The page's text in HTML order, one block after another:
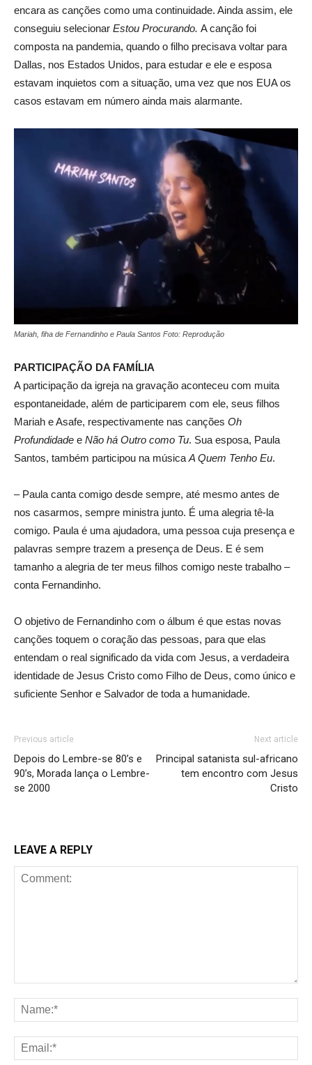
encara as canções como uma continuidade. Ainda assim, ele
conseguiu selecionar Estou Procurando. A canção foi
composta na pandemia, quando o filho precisava voltar para
Dallas, nos Estados Unidos, para estudar e ele e esposa
estavam inquietos com a situação, uma vez que nos EUA os
casos estavam em número ainda mais alarmante.
Mariah, fiha de Fernandinho e Paula Santos Foto: Reprodução
PARTICIPAÇÃO DA FAMÍLIA
A participação da igreja na gravação aconteceu com muita
espontaneidade, além de participarem com ele, seus filhos
Mariah e Asafe, respectivamente nas canções Oh
Profundidade e Não há Outro como Tu. Sua esposa, Paula
Santos, também participou na música A Quem Tenho Eu.
– Paula canta comigo desde sempre, até mesmo antes de
nos casarmos, sempre ministra junto. É uma alegria tê-la
comigo. Paula é uma ajudadora, uma pessoa cuja presença e
palavras sempre trazem a presença de Deus. E é sem
tamanho a alegria de ter meus filhos comigo neste trabalho –
conta Fernandinho.
O objetivo de Fernandinho com o álbum é que estas novas
canções toquem o coração das pessoas, para que elas
entendam o real significado da vida com Jesus, a verdadeira
identidade de Jesus Cristo como Filho de Deus, como único e
suficiente Senhor e Salvador de toda a humanidade.
Previous article
Depois do Lembre-se 80’s e
90’s, Morada lança o Lembre-
se 2000
Next article
Principal satanista sul-africano
tem encontro com Jesus
Cristo
LEAVE A REPLY